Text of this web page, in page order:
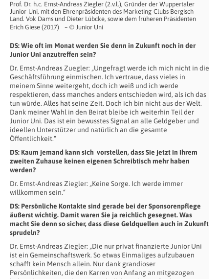
Prof. Dr. h.c. Ernst-Andreas Ziegler (2.v.l.), Gründer der Wuppertaler
Junior-Uni, mit den Ehrenpräsidenten des Marketing-Clubs Bergisch
Land. Vok Dams und Dieter Lübcke, sowie dem früheren Präsidenten
Erich Giese (2017) – © Junior Uni
DS:Wie oft im Monat werden Sie denn in Zukunft noch in der
Junior Uni anzutreffen sein?
Dr. Ernst-Andreas Zuegler: „Ungefragt werde ich mich nicht in die
Geschäftsführung einmischen. Ich vertraue, dass vieles in
meinem Sinne weitergeht, doch ich weiß und ich werde
respektieren, dass manches anders entschieden wird, als ich das
tun würde. Alles hat seine Zeit. Doch ich bin nicht aus der Welt.
Dank meiner Wahl in den Beirat bleibe ich weiterhin Teil der
Junior Uni. Das ist ein bewusstes Signal an alle Geldgeber und
ideellen Unterstützer und natürlich an die gesamte
Öffentlichkeit.“
DS: Kaum jemand kann sich vorstellen, dass Sie jetzt in Ihrem
zweiten Zuhause keinen eigenen Schreibtisch mehr haben
werden?
Dr. Ernst-Andreas Ziegler: „Keine Sorge. Ich werde immer
willkommen sein.“
DS: Persönliche Kontakte sind gerade bei der Sponsorenpflege
äußerst wichtig. Damit waren Sie ja reichlich gesegnet. Was
macht Sie denn so sicher, dass diese Geldquellen auch in Zukunft
sprudeln?
Dr. Ernst-Andreas Ziegler: „Die nur privat finanzierte Junior Uni
ist ein Gemeinschaftswerk. So etwas Einmaliges aufzubauen
schafft kein Mensch allein. Nur dank grandioser
Persönlichkeiten, die den Karren von Anfang an mitgezogen